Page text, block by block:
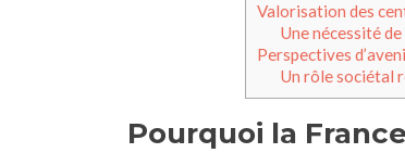
Valorisation des
Une nécessité
Perspectives
Un rôle sociétal
Pourquoi la